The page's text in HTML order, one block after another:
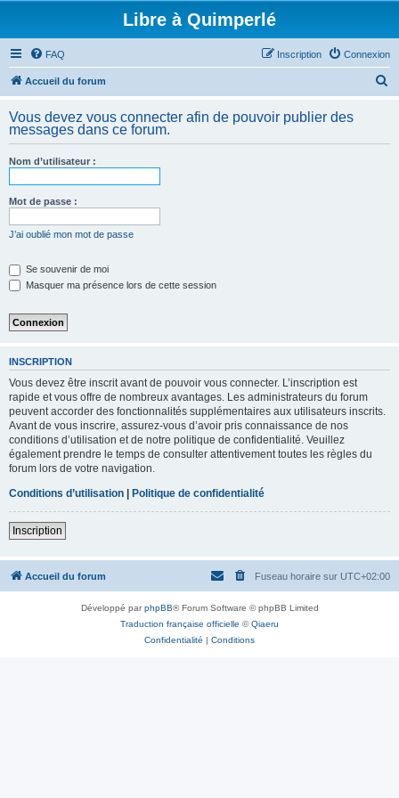
Libre à Quimperlé
FAQ Connexion
Inscription
Accueil du forum
h
Vous devez vous connecter afin de pouvoir publier des
messages dans ce forum.
Nom d’utilisateur :
Mot de passe :
J’ai oublié mon mot de passe
Se souvenir de moi
Masquer ma présence lors de cette session
INSCRIPTION
Vous devez être inscrit avant de pouvoir vous connecter. L’inscription est
rapide et vous offre de nombreux avantages. Les administrateurs du forum
peuvent accorder des fonctionnalités supplémentaires aux utilisateurs inscrits.
Avant de vous inscrire, assurez-vous d’avoir pris connaissance de nos
conditions d’utilisation et de notre politique de confidentialité. Veuillez
également prendre le temps de consulter attentivement toutes les règles du
forum lors de votre navigation.
Conditions d’utilisation | Politique de confidentialité
Inscription
Accueil du forum Fuseau horaire sur UTC+02:00
Développé parphpBB® Forum Software © phpBB Limited
Traduction française officielle ©Qiaeru
Confidentialité | Conditions